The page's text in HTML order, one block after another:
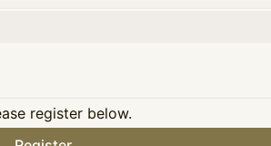
register below.